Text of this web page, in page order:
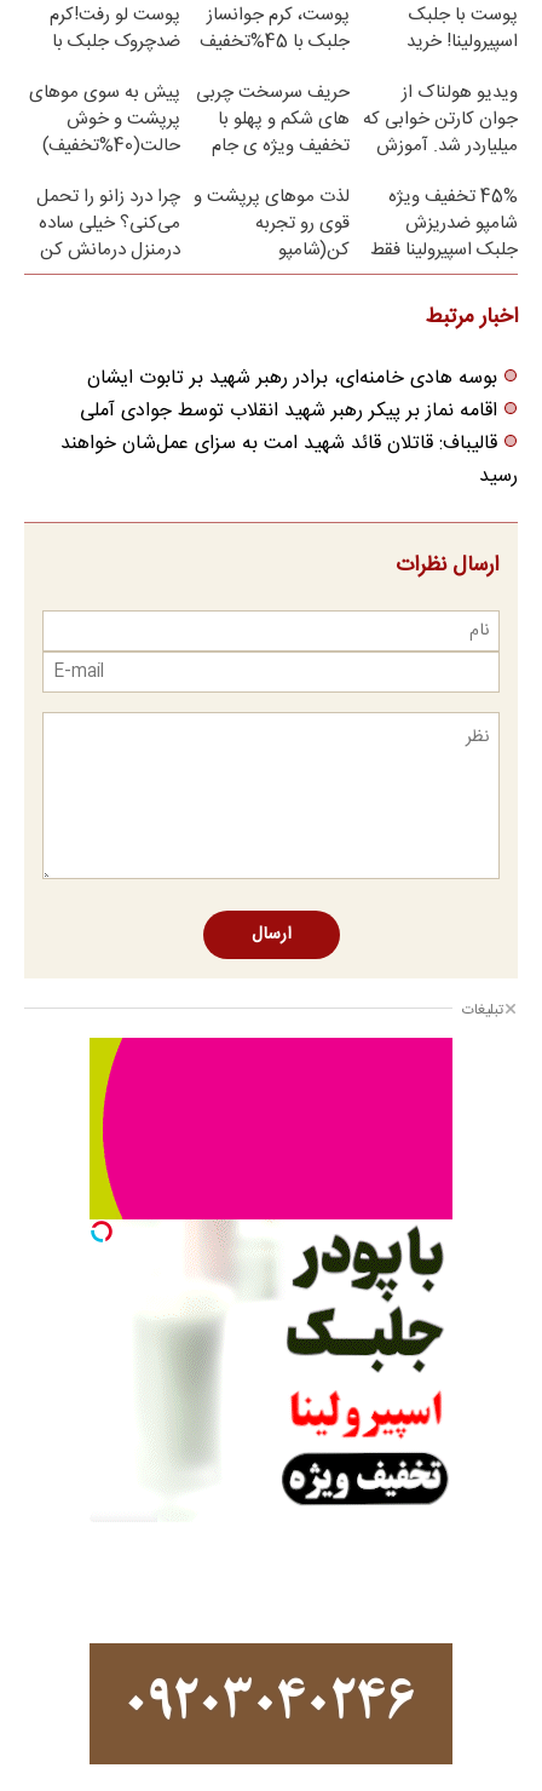
پوست با جلبک
اسپیرولینا! خرید
ویژه
پوست، کرم جوانساز
جلبک با 45%تخفیف
پوست لو رفت!کرم
ضدچروک جلبک با
ویدیو هولناک از
جوان کارتن خوابی که
میلیاردر شد. آموزش
حریف سرسخت چربی
های شکم و پهلو با
تخفیف ویژه ی جام
پیش به سوی موهای
پرپشت و خوش
حالت(40%تخفیف)
45% تخفیف ویژه
شامپو ضدریزش
جلبک اسپیرولینا فقط
تا امشب
لذت موهای پرپشت و
قوی رو تجربه
کن(شامپو
اسپیرولینا45%تخفیف)
چرا درد زانو را تحمل
می‌کنی؟ خیلی ساده
درمنزل درمانش کن
اخبار مرتبط
بوسه هادی خامنه‌ای، برادر رهبر شهید بر تابوت ایشان
اقامه نماز بر پیکر رهبر شهید انقلاب توسط جوادی آملی
قالیباف: قاتلان قائد شهید امت به سزای عمل‌شان خواهند
رسید
ارسال نظرات
ارسال
تبلیغات